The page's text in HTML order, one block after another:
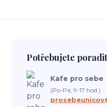
Potřebujete
Kafe pro sebe
(Po-Pá, 9-17 hod.)